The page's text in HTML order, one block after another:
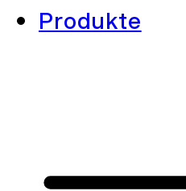
Produkte